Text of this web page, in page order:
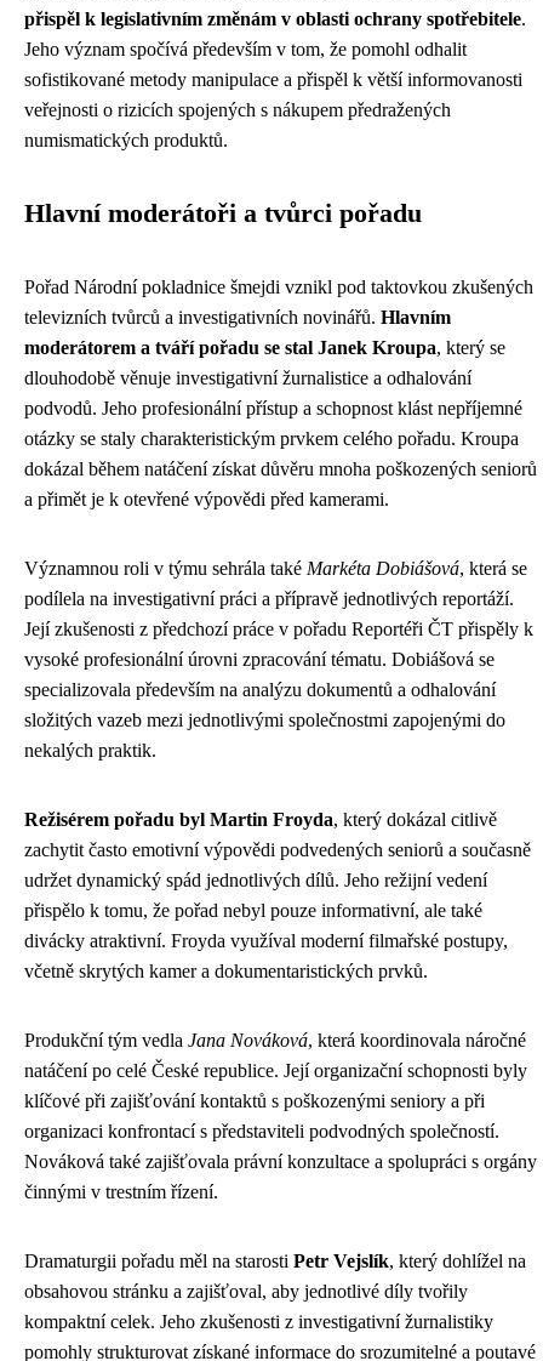
přispěl k legislativním změnám v oblasti ochrany spotřebitele.
Jeho význam spočívá především v tom, že pomohl odhalit
sofistikované metody manipulace a přispěl k větší informovanosti
veřejnosti o rizicích spojených s nákupem předražených
numismatických produktů.
Hlavní moderátoři a tvůrci pořadu
Pořad Národní pokladnice šmejdi vznikl pod taktovkou zkušených
televizních tvůrců a investigativních novinářů. Hlavním
moderátorem a tváří pořadu se stal Janek Kroupa, který se
dlouhodobě věnuje investigativní žurnalistice a odhalování
podvodů. Jeho profesionální přístup a schopnost klást nepříjemné
otázky se staly charakteristickým prvkem celého pořadu. Kroupa
dokázal během natáčení získat důvěru mnoha poškozených seniorů
a přimět je k otevřené výpovědi před kamerami.
Významnou roli v týmu sehrála také Markéta Dobiášová, která se
podílela na investigativní práci a přípravě jednotlivých reportáží.
Její zkušenosti z předchozí práce v pořadu Reportéři ČT přispěly k
vysoké profesionální úrovni zpracování tématu. Dobiášová se
specializovala především na analýzu dokumentů a odhalování
složitých vazeb mezi jednotlivými společnostmi zapojenými do
nekalých praktik.
Režisérem pořadu byl Martin Froyda, který dokázal citlivě
zachytit často emotivní výpovědi podvedených seniorů a současně
udržet dynamický spád jednotlivých dílů. Jeho režijní vedení
přispělo k tomu, že pořad nebyl pouze informativní, ale také
divácky atraktivní. Froyda využíval moderní filmařské postupy,
včetně skrytých kamer a dokumentaristických prvků.
Produkční tým vedla Jana Nováková, která koordinovala náročné
natáčení po celé České republice. Její organizační schopnosti byly
klíčové při zajišťování kontaktů s poškozenými seniory a při
organizaci konfrontací s představiteli podvodných společností.
Nováková také zajišťovala právní konzultace a spolupráci s orgány
činnými v trestním řízení.
Dramaturgii pořadu měl na starosti Petr Vejslík, který dohlížel na
obsahovou stránku a zajišťoval, aby jednotlivé díly tvořily
kompaktní celek. Jeho zkušenosti z investigativní žurnalistiky
pomohly strukturovat získané informace do srozumitelné a poutavé